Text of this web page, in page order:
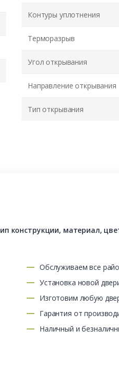
Контуры уплотнения
Терморазрыв
Угол открывания
Направление открывания
Тип открывания
материал,
Обслуживаем все
Установка новой
Изготовим любую
Гарантия от
Наличный и